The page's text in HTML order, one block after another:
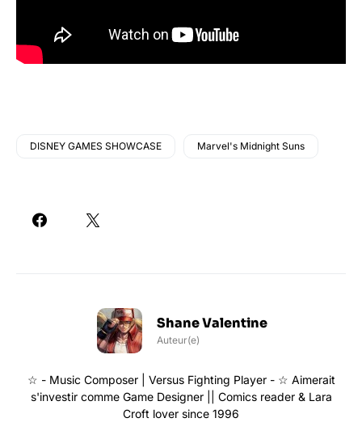
DISNEY GAMES SHOWCASE Marvel's Midnight Suns
Shane Valentine
Auteur(e)
☆ - Music Composer | Versus Fighting Player - ☆ Aimerait
s'investir comme Game Designer || Comics reader & Lara
Croft lover since 1996